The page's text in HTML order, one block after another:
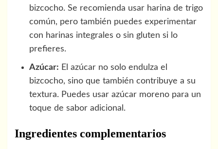
bizcocho. Se recomienda usar harina de trigo
común, pero también puedes experimentar
con harinas integrales o sin gluten si lo
prefieres.
Azúcar: El azúcar no solo endulza el
bizcocho, sino que también contribuye a su
textura. Puedes usar azúcar moreno para un
toque de sabor adicional.
Ingredientes complementarios